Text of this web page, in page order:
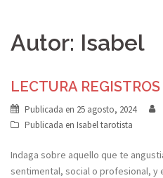
Autor: Isabel
LECTURA
Publicada en 25 agosto, 2024
Publicada en Isabel tarotista
Indaga sobre aquello que te
sentimental, social o profesional, y